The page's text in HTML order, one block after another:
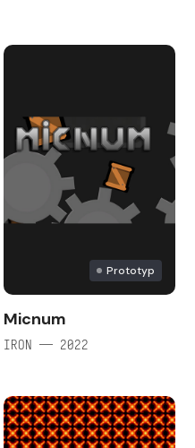
Prototyp
Micnum
IRON — 2022